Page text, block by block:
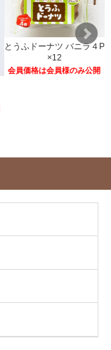
とうふドーナツ バニラ４P
×12
会員価格は会員様のみ公開